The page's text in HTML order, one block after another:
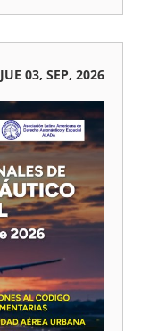
JUE 03, SEP, 2026